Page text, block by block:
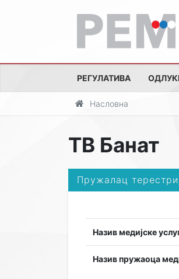
РЕГУЛАТИВА
Насловна
ТВ Банат
Пружалац
Назив медијске
Назив пружаоца